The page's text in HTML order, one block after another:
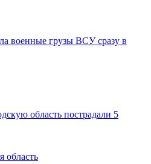
военные грузы ВСУ сразу в
область пострадали 5
область